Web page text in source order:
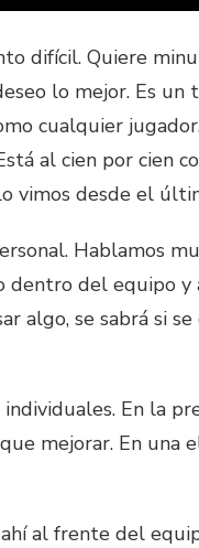
difícil. Quiere
lo mejor. Es un
cualquier
al cien por cien
vimos desde el
Hablamos
del equipo y
algo, se sabrá si
En la
mejorar. En una
al frente del